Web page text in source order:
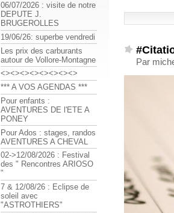
Par
06/07/2026 : visite de notre
DEPUTE J.
BRUGEROLLES
19/06/26: superbe vendredi
Les prix des carburants
autour de Vollore-Montagne
<><><><><><><><>
*** A VOS AGENDAS ***
Pour enfants :
AVENTURES DE l'ETE A
PONEY
Pour Ados : stages, randos
AVENTURES A CHEVAL
02->12/08/2026 : Festival
des " Rencontres ARIOSO
"
7 & 12/08/26 : Eclipse de
soleil avec
"ASTROTHIERS"